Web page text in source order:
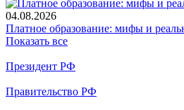
04.08.2026
Платное образование: мифы и
Показать все
Президент РФ
Правительство РФ